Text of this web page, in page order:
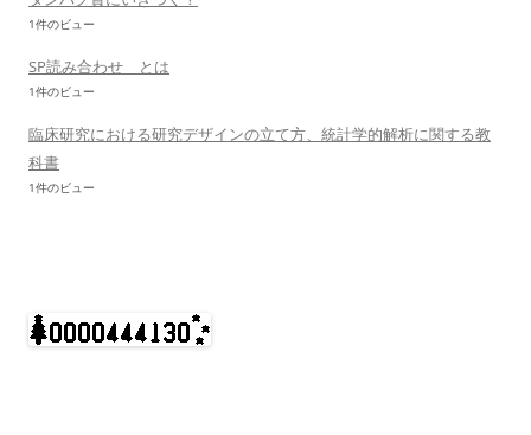
1件のビュー
SP読み合わせ とは
1件のビュー
臨床研究における研究デザインの立て方、統計学的解析に関する教
科書
1件のビュー